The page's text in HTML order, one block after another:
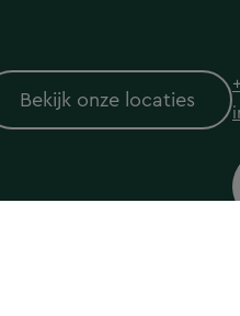
Bekijk onze locaties